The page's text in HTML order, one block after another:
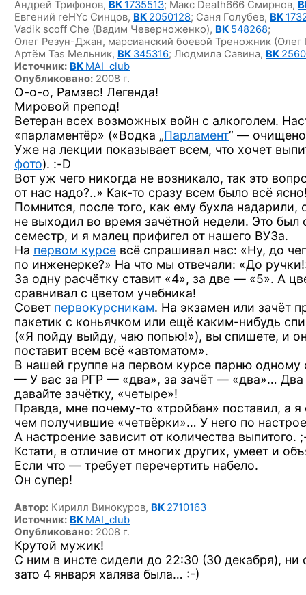
Андрей Трифонов, ВК1735513; Макс Death666 Смирнов,
Евгений reHYc Синцов, ВК 2050128; Саня Голубев, ВК
Vadik scoff Che (Вадим Чеверноженко), ВК 548268;
Олег Резун-Джан, марсианский боевой Треножник
Артём Tas Мельник, ВК 345316; Людмила Савина, ВК
Источник: ВК MAI_club
Опубликовано: 2008 г.
О-о-о, Рамзес! Легенда!
Мировой препод!
Ветеран всех возможных войн с алкоголем.
«парламентёр» («Водка „Парламент“ —
Уже на лекции показывает всем, что хочет
фото). :-D
Вот уж чего никогда не возникало, так это
от нас надо?..» Как-то сразу всем было всё
Помнится, после того, как ему бухла надарили,
не выходил во время зачётной недели. Это
семестр, и я малец прифигел от нашего ВУЗа.
На первом курсе всё спрашивал нас: «Ну, до
по инженерке?» На что мы отвечали: «До
За одну расчётку ставит «4», за две — «5». А
сравнивал с цветом учебника!
Совет первокурсникам. На экзамен или зачёт
пакетик с коньячком или ещё каким-нибудь
(«Я пойду выйду, чаю попью!»), вы спишете, и
поставит всем всё «автоматом».
В нашей группе на первом курсе парню одному
— У вас за РГР — «два», за зачёт — «два»…
давайте зачётку, «четыре»!
Правда, мне почему-то «тройбан» поставил, а
чем получившие «четвёрки»… У него по
А настроение зависит от количества выпитого.
Кстати, в отличие от многих других, умеет и
Если что — требует перечертить набело.
Он супер!
Автор: Кирилл Винокуров, ВК 2710163
Источник: ВК MAI_club
Опубликовано: 2008 г.
Крутой мужик!
С ним в инсте сидели до 22:30 (30 декабря), ни
зато 4 января халява была… :-)